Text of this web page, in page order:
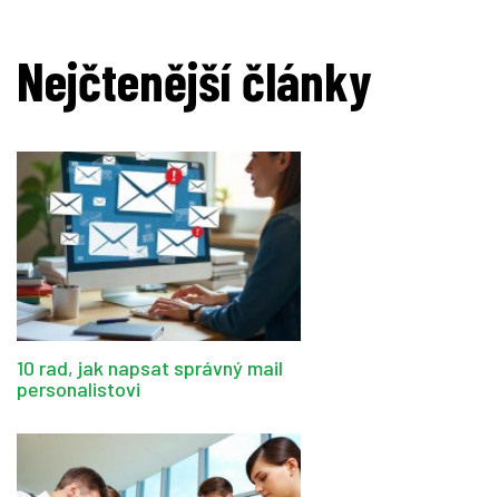
Nejčtenější články
10 rad, jak napsat správný mail
personalistovi